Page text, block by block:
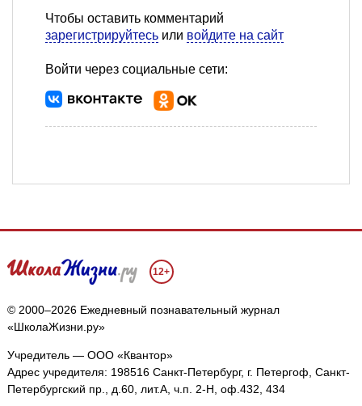
Чтобы оставить комментарий
зарегистрируйтесь или войдите на сайт
Войти через социальные сети:
12+
© 2000–2026 Ежедневный познавательный журнал
«ШколаЖизни.ру»
Учредитель — ООО «Квантор»
Адрес учредителя: 198516 Санкт-Петербург, г. Петергоф, Санкт-
Петербургский пр., д.60, лит.А, ч.п. 2-Н, оф.432, 434